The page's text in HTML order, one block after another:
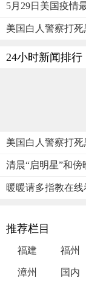
5月29日美国疫情
美国白人警察打
24小时新闻排行
美国白人警察打
清晨“启明星”和傍
暖暖请多指教在
推荐栏目
福建 福州
漳州 国内